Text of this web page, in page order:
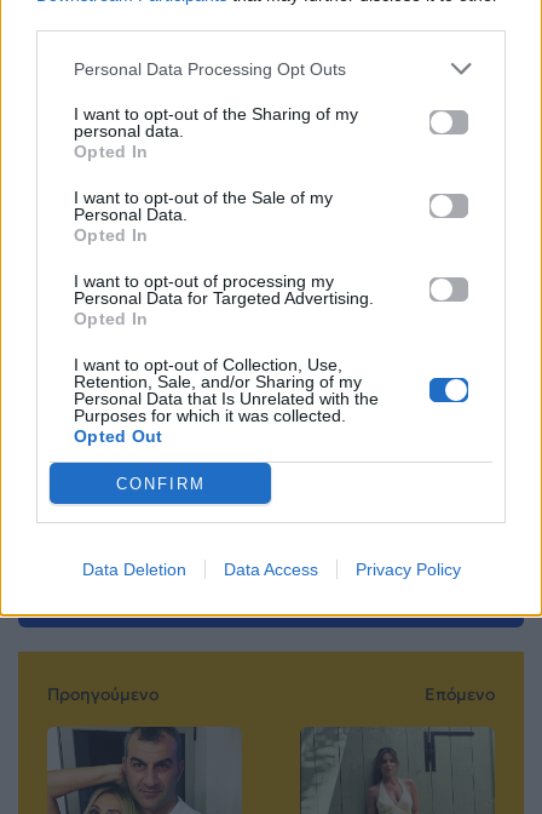
Personal Data Processing Opt Outs
I want to opt-out of the Sharing of my
personal data.
Opted In
I want to opt-out of the Sale of my
Personal Data.
Opted In
I want to opt-out of processing my
Personal Data for Targeted Advertising.
Opted In
I want to opt-out of Collection, Use,
Retention, Sale, and/or Sharing of my
Personal Data that Is Unrelated with the
Purposes for which it was collected.
Opted Out
CONFIRM
Data Deletion Data Access Privacy Policy
σχετικά με τοMad.gr, επισκεφτείτε μας στο
Facebook, επικοινωνήστε μέσωTwitter
ή
ακολουθήστε μας στο
UNESCO Κρήτη ταξίδι
Mad.gr στο Google
News
Ακολουθήστε το
Mad.gr στο MSN
Μοιράσου αυτό το άρθρο
Προηγούμενο Επόμενο